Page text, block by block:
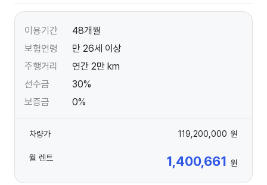
이용기간
48개월
보험연령
만 26세 이상
주행거리
연간 2만 km
선수금
30%
보증금
0%
차량가 119,200,000 원
월 렌트 1,400,661 원